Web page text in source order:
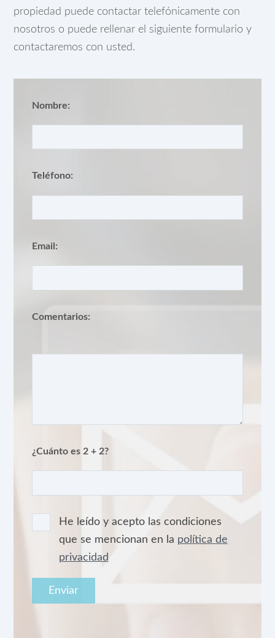
propiedad puede contactar telefónicamente con
nosotros o puede rellenar el siguiente formulario y
contactaremos con usted.
Nombre:
Teléfono:
Email:
Comentarios:
¿Cuánto es 2 + 2?
He leído y acepto las condiciones
que se mencionan en la política de
privacidad